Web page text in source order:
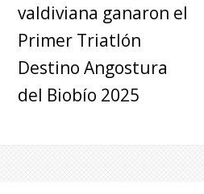
valdiviana ganaron el
Primer Triatlón
Destino Angostura
del Biobío 2025